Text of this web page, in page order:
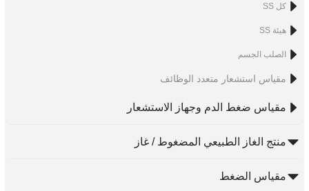
كل SS
هيئة SS
الصلب الجسم
مقياس استشعار متعدد الوظائف
مقياس ضغط الدم وجهاز الاستشعار
منتج الغاز الطبيعي المضغوط / غاز
مقياس الضغط